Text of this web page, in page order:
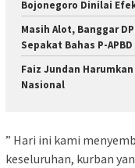
Bojonegoro Dinilai
Masih Alot, Banggar
Sepakat Bahas P-APBD
Faiz Jundan
Nasional
” Hari ini kami
keseluruhan, kurban